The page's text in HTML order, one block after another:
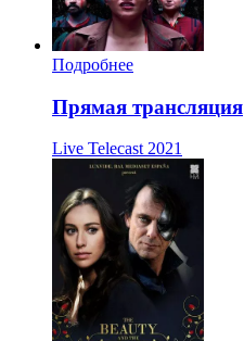
Подробнее
Прямая трансляция
Live Telecast 2021